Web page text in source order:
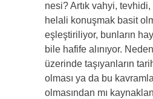
nesi? Artık vahyi,
helali konuşmak basit
eşleştiriliyor, bunların
bile hafife alınıyor.
üzerinde taşıyanların
olması ya da bu
olmasından mı